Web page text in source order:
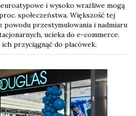
i wysoko wrażliwe mogą
społeczeństwa. Większość tej
powodu przestymulowania i nadmiaru
ucieka do e-commerce.
przyciągnąć do placówek.